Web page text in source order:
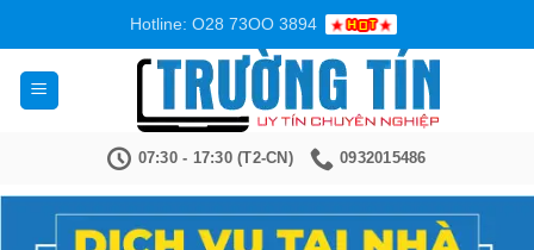
nội
dung
Hotline: O28 73OO 3894
07:30 - 17:30 (T2-CN) 0932015486